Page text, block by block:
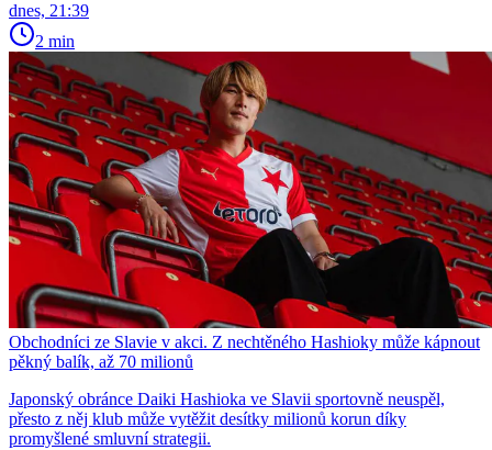
dnes, 21:39
2 min
Obchodníci ze Slavie v akci. Z nechtěného Hashioky může kápnout
pěkný balík, až 70 milionů
Japonský obránce Daiki Hashioka ve Slavii sportovně neuspěl,
přesto z něj klub může vytěžit desítky milionů korun díky
promyšlené smluvní strategii.